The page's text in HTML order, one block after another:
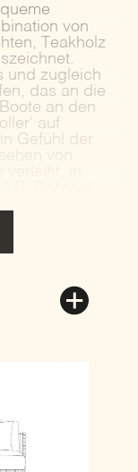
von
Teakholz
und zugleich
das an die
an den
auf
Gefühl der